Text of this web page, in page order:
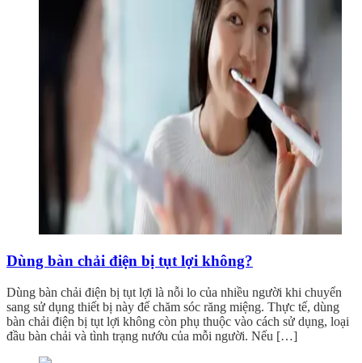
Dùng bàn chải điện bị tụt lợi không?
Dùng bàn chải điện bị tụt lợi là nỗi lo của nhiều người khi chuyển
sang sử dụng thiết bị này để chăm sóc răng miệng. Thực tế, dùng
bàn chải điện bị tụt lợi không còn phụ thuộc vào cách sử dụng, loại
đầu bàn chải và tình trạng nướu của mỗi người. Nếu […]